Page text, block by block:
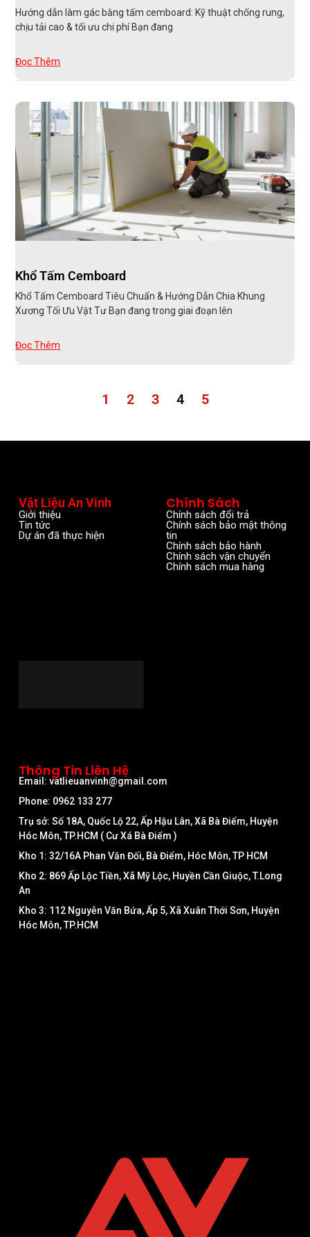
Hướng dẫn làm gác bằng tấm cemboard: Kỹ thuật chống rung,
chịu tải cao & tối ưu chi phí Bạn đang
Đọc Thêm
Khổ Tấm Cemboard
Khổ Tấm Cemboard Tiêu Chuẩn & Hướng Dẫn Chia Khung
Xương Tối Ưu Vật Tư Bạn đang trong giai đoạn lên
Đọc Thêm
1 2 3 4 5
Vật Liệu An Vinh
Giới thiệu
Tin tức
Dự án đã thực hiện
Chính Sách
Chính sách đổi trả
Chính sách bảo mật thông
tin
Chính sách bảo hành
Chính sách vận chuyển
Chính sách mua hàng
Thông Tin Liên Hệ
Email: vatlieuanvinh@gmail.com
Phone: 0962 133 277
Trụ sở: Số 18A, Quốc Lộ 22, Ấp Hậu Lân, Xã Bà Điểm, Huyện
Hóc Môn, TP.HCM ( Cư Xá Bà Điểm )
Kho 1: 32/16A Phan Văn Đối, Bà Điểm, Hóc Môn, TP HCM
Kho 2: 869 Ấp Lộc Tiền, Xã Mỹ Lộc, Huyền Cần Giuộc, T.Long
An
Kho 3: 112 Nguyễn Văn Bứa, Ấp 5, Xã Xuân Thới Sơn, Huyện
Hóc Môn, TP.HCM